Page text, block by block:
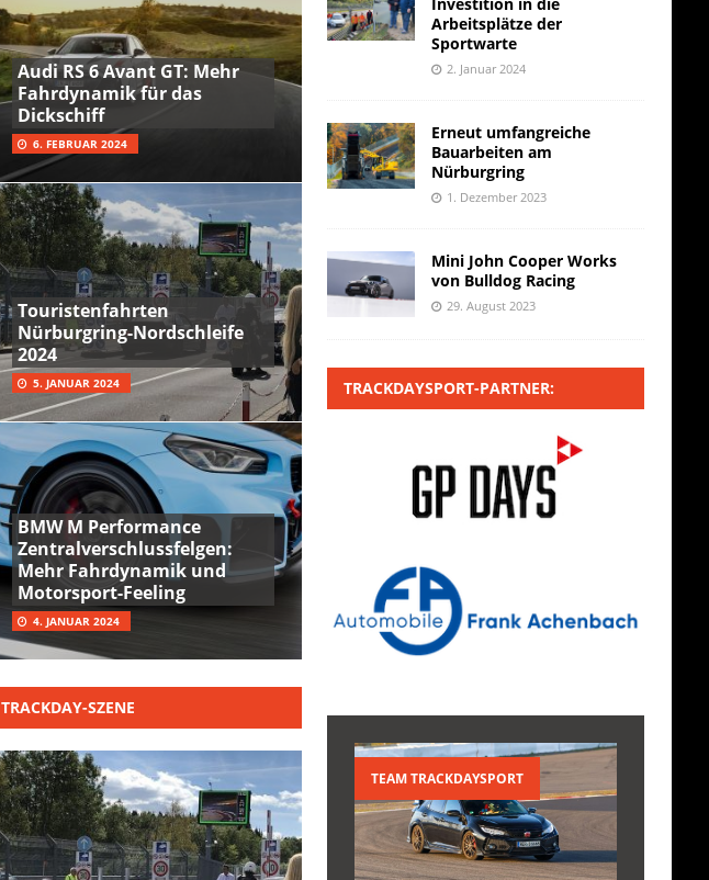
Audi RS 6 Avant GT: Mehr
Fahrdynamik für das
Dickschiff
6. FEBRUAR 2024
Touristenfahrten
Nürburgring-Nordschleife
2024
5. JANUAR 2024
BMW M Performance
Zentralverschlussfelgen:
Mehr Fahrdynamik und
Motorsport-Feeling
4. JANUAR 2024
TRACKDAY-SZENE
Arbeitsplätze der
Sportwarte
2. Januar 2024
Erneut umfangreiche
Bauarbeiten am
Nürburgring
1. Dezember 2023
Mini John Cooper Works
von Bulldog Racing
29. August 2023
TRACKDAYSPORT-PARTNER:
TEAM TRACKDAYSPORT